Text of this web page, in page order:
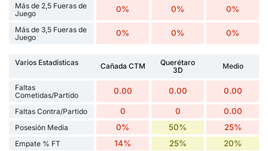
Más de 2,5 Fueras de
Juego
0% 0% 0%
Más de 3,5 Fueras de
Juego
0% 0% 0%
Varios Estadísticas Cañada CTM
Querétaro
3D
Medio
Faltas
Cometidas/Partido
0.00 0.00 0.00
Faltas Contra/Partido 0 0 0.00
Posesión Media 0% 50% 25%
Empate % FT 14% 25% 20%